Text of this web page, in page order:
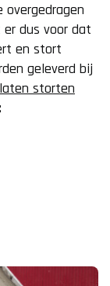
overgedragen
er dus voor dat
en stort
geleverd bij
storten